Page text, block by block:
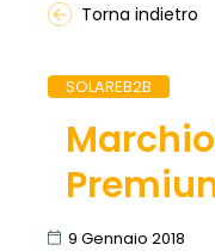
Torna indietro
SOLAREB2B
9 Gennaio 2018